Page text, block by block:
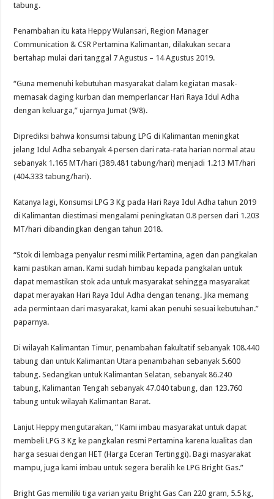
tabung.
Penambahan itu kata Heppy Wulansari, Region Manager
Communication & CSR Pertamina Kalimantan, dilakukan secara
bertahap mulai dari tanggal 7 Agustus – 14 Agustus 2019.
“Guna memenuhi kebutuhan masyarakat dalam kegiatan masak-
memasak daging kurban dan memperlancar Hari Raya Idul Adha
dengan keluarga,” ujarnya Jumat (9/8).
Diprediksi bahwa konsumsi tabung LPG di Kalimantan meningkat
jelang Idul Adha sebanyak 4 persen dari rata-rata harian normal atau
sebanyak 1.165 MT/hari (389.481 tabung/hari) menjadi 1.213 MT/hari
(404.333 tabung/hari).
Katanya lagi, Konsumsi LPG 3 Kg pada Hari Raya Idul Adha tahun 2019
di Kalimantan diestimasi mengalami peningkatan 0.8 persen dari 1.203
MT/hari dibandingkan dengan tahun 2018.
“Stok di lembaga penyalur resmi milik Pertamina, agen dan pangkalan
kami pastikan aman. Kami sudah himbau kepada pangkalan untuk
dapat memastikan stok ada untuk masyarakat sehingga masyarakat
dapat merayakan Hari Raya Idul Adha dengan tenang. Jika memang
ada permintaan dari masyarakat, kami akan penuhi sesuai kebutuhan.”
paparnya.
Di wilayah Kalimantan Timur, penambahan fakultatif sebanyak 108.440
tabung dan untuk Kalimantan Utara penambahan sebanyak 5.600
tabung. Sedangkan untuk Kalimantan Selatan, sebanyak 86.240
tabung, Kalimantan Tengah sebanyak 47.040 tabung, dan 123.760
tabung untuk wilayah Kalimantan Barat.
Lanjut Heppy mengutarakan, “ Kami imbau masyarakat untuk dapat
membeli LPG 3 Kg ke pangkalan resmi Pertamina karena kualitas dan
harga sesuai dengan HET (Harga Eceran Tertinggi). Bagi masyarakat
mampu, juga kami imbau untuk segera beralih ke LPG Bright Gas.”
Bright Gas memiliki tiga varian yaitu Bright Gas Can 220 gram, 5.5 kg,